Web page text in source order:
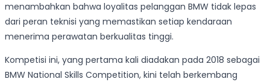
menambahkan bahwa loyalitas pelanggan BMW tidak lepas
dari peran teknisi yang memastikan setiap kendaraan
menerima perawatan berkualitas tinggi.
Kompetisi ini, yang pertama kali diadakan pada 2018 sebagai
BMW National Skills Competition, kini telah berkembang